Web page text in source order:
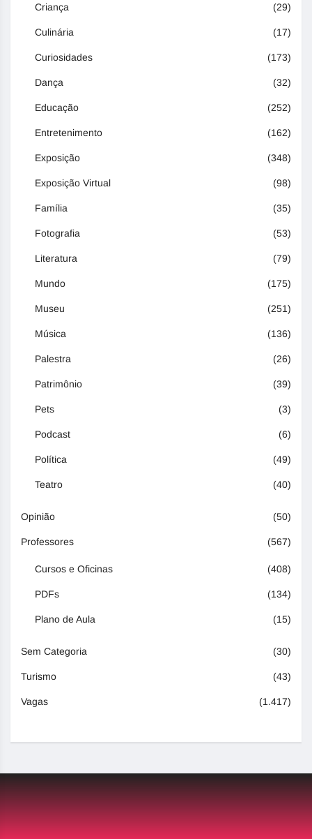
Criança (29)
Culinária (17)
Curiosidades (173)
Dança (32)
Educação (252)
Entretenimento (162)
Exposição (348)
Exposição Virtual (98)
Família (35)
Fotografia (53)
Literatura (79)
Mundo (175)
Museu (251)
Música (136)
Palestra (26)
Patrimônio (39)
Pets (3)
Podcast (6)
Política (49)
Teatro (40)
Opinião (50)
Professores (567)
Cursos e Oficinas (408)
PDFs (134)
Plano de Aula (15)
Sem Categoria (30)
Turismo (43)
Vagas (1.417)